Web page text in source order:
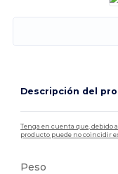
Descripción del
Tenga en cuenta que, debido
producto puede no coincidir
Peso